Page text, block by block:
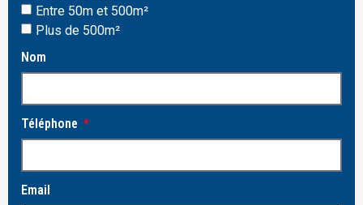
Entre 50m et 500m²
Plus de 500m²
Nom
Téléphone
Email